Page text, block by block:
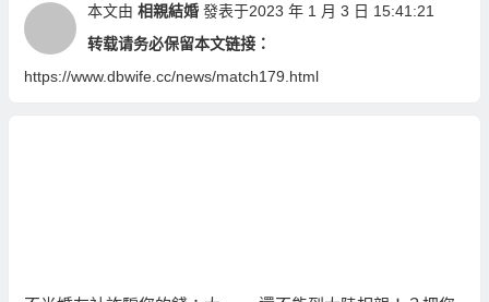
本文由 相親結婚 發表于2023 年 1 月 3 日 15:41:21
转载请务必保留本文链接：
https://www.dbwife.cc/news/match179.html